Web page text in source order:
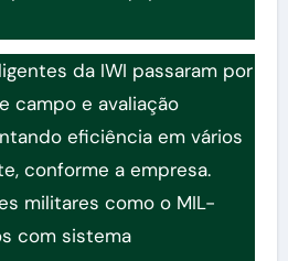
da IWI passaram por
campo e avaliação
eficiência em vários
conforme a empresa.
militares como o MIL-
com sistema